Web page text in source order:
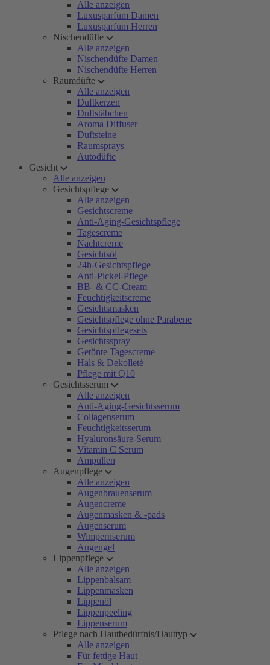
Alle anzeigen
Luxusparfum Damen
Luxusparfum Herren
Nischendüfte
Alle anzeigen
Nischendüfte Damen
Nischendüfte Herren
Raumdüfte
Alle anzeigen
Duftkerzen
Duftstäbchen
Aroma Diffuser
Duftsteine
Raumsprays
Autodüfte
Gesicht
Alle anzeigen
Gesichtspflege
Alle anzeigen
Gesichtscreme
Anti-Aging-Gesichtspflege
Tagescreme
Nachtcreme
Gesichtsöl
24h-Gesichtspflege
Anti-Pickel-Pflege
BB- & CC-Cream
Feuchtigkeitscreme
Gesichtsmasken
Gesichtspflege ohne Parabene
Gesichtspflegesets
Gesichtsspray
Getönte Tagescreme
Hals & Dekolleté
Pflege mit Q10
Gesichtsserum
Alle anzeigen
Anti-Aging-Gesichtsserum
Collagenserum
Feuchtigkeitsserum
Hyaluronsäure-Serum
Vitamin C Serum
Ampullen
Augenpflege
Alle anzeigen
Augenbrauenserum
Augencreme
Augenmasken & -pads
Augenserum
Wimpernserum
Augengel
Lippenpflege
Alle anzeigen
Lippenbalsam
Lippenmasken
Lippenöl
Lippenpeeling
Lippenserum
Pflege nach Hautbedürfnis/Hauttyp
Alle anzeigen
Für fettige Haut